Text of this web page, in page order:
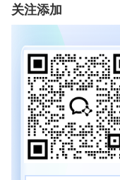
关注添加